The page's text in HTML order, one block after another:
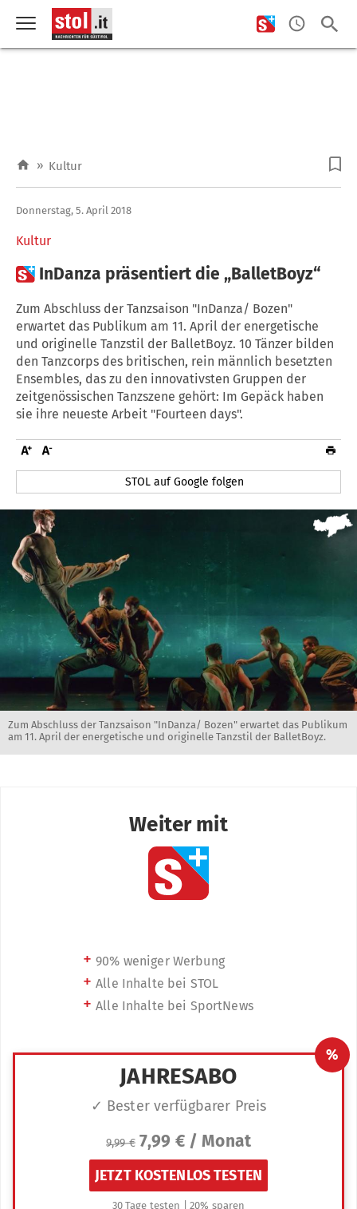
» Kultur
Kultur
Donnerstag, 5. April 2018
 InDanza präsentiert die „BalletBoyz“
Zum Abschluss der Tanzsaison "InDanza/ Bozen"
erwartet das Publikum am 11. April der energetische
und originelle Tanzstil der BalletBoyz. 10 Tänzer bilden
den Tanzcorps des britischen, rein männlich besetzten
Ensembles, das zu den innovativsten Gruppen der
zeitgenössischen Tanzszene gehört: Im Gepäck haben
sie ihre neueste Arbeit "Fourteen days".
STOL auf Google folgen
Zum Abschluss der Tanzsaison "InDanza/ Bozen" erwartet das Publikum
am 11. April der energetische und originelle Tanzstil der BalletBoyz.